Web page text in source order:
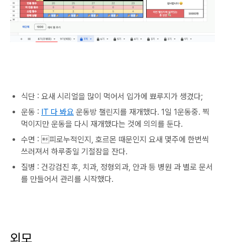
식단 : 요새 시리얼을 많이 먹어서 입가에 뾰루지가 생겼다;
운동 : IT 다 봐요 운동방 챌린지를 재개했다. 1일 1운동중. 찍
먹이지만 운동을 다시 재개했다는 것에 의의를 둔다.
수면 : 피로누적인지, 호르몬 때문인지 요새 몇주에 한번씩
쓰러져서 하루종일 기절잠을 잔다.
질병 : 건강검진 후, 치과, 정형외과, 안과 등 병원 과 별로 문서
를 만들어서 관리를 시작했다.
외모